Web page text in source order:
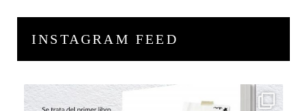
INSTAGRAM FEED